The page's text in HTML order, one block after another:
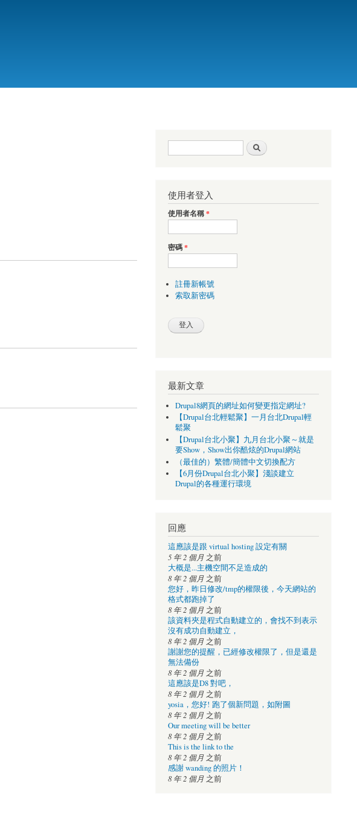
搜尋表單
使用者登入
使用者名稱*
密碼*
註冊新帳號
索取新密碼
最新文章
Drupal8網頁的網址如何變更指定網址?
【Drupal台北輕鬆聚】一月台北Drupal輕
鬆聚
【Drupal台北小聚】九月台北小聚～就是
要Show，Show出你酷炫的Drupal網站
（最佳的）繁體/簡體中文切換配方
【6月份Drupal台北小聚】淺談建立
Drupal的各種運行環境
回應
這應該是跟 virtual hosting 設定有關
5 年 2 個月之前
大概是...主機空間不足造成的
8 年 2 個月之前
您好，昨日修改/tmp的權限後，今天網站的
格式都跑掉了
8 年 2 個月之前
該資料夾是程式自動建立的，會找不到表示
沒有成功自動建立，
8 年 2 個月之前
謝謝您的提醒，已經修改權限了，但是還是
無法備份
8 年 2 個月之前
這應該是D8 對吧，
8 年 2 個月之前
yosia，您好! 跑了個新問題，如附圖
8 年 2 個月之前
Our meeting will be better
8 年 2 個月之前
This is the link to the
8 年 2 個月之前
感謝 wanding 的照片！
8 年 2 個月之前